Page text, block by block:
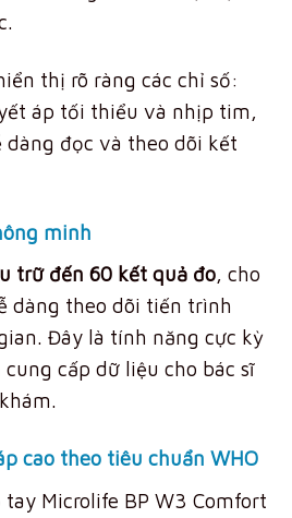
thị rõ ràng các chỉ số:
áp tối thiểu và nhịp tim,
đọc và theo dõi kết
minh
trữ đến 60 kết quả đo, cho
dàng theo dõi tiến trình
Đây là tính năng cực kỳ
cấp dữ liệu cho bác sĩ
cao theo tiêu chuẩn WHO
Microlife BP W3 Comfort